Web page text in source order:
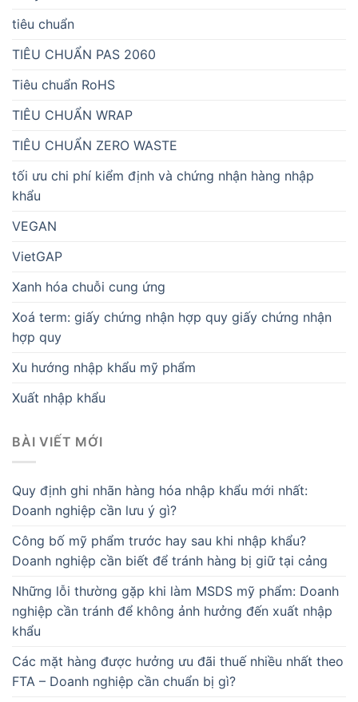
tiêu chuẩn
TIÊU CHUẨN PAS 2060
Tiêu chuẩn RoHS
TIÊU CHUẨN WRAP
TIÊU CHUẨN ZERO WASTE
tối ưu chi phí kiểm định và chứng nhận hàng nhập
khẩu
VEGAN
VietGAP
Xanh hóa chuỗi cung ứng
Xoá term: giấy chứng nhận hợp quy giấy chứng nhận
hợp quy
Xu hướng nhập khẩu mỹ phẩm
Xuất nhập khẩu
BÀI VIẾT MỚI
Quy định ghi nhãn hàng hóa nhập khẩu mới nhất:
Doanh nghiệp cần lưu ý gì?
Công bố mỹ phẩm trước hay sau khi nhập khẩu?
Doanh nghiệp cần biết để tránh hàng bị giữ tại cảng
Những lỗi thường gặp khi làm MSDS mỹ phẩm: Doanh
nghiệp cần tránh để không ảnh hưởng đến xuất nhập
khẩu
Các mặt hàng được hưởng ưu đãi thuế nhiều nhất theo
FTA – Doanh nghiệp cần chuẩn bị gì?